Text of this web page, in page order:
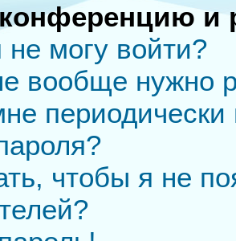
и
могу войти?
вообще нужно
периодически
чтобы я не